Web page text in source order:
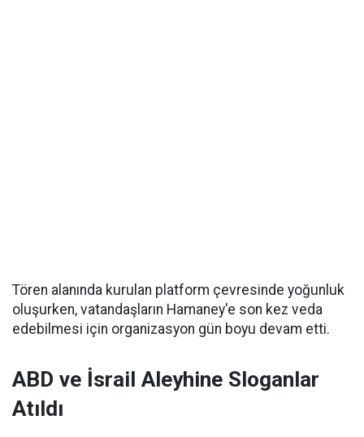
Tören alanında kurulan platform çevresinde yoğunluk
oluşurken, vatandaşların Hamaney'e son kez veda
edebilmesi için organizasyon gün boyu devam etti.
ABD ve İsrail Aleyhine Sloganlar
Atıldı